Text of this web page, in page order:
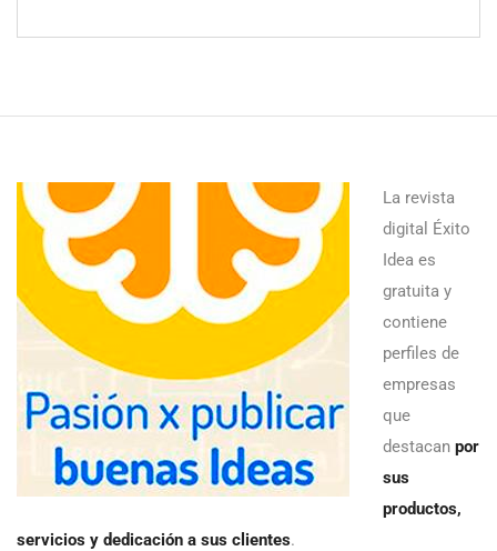
La revista
digital Éxito
Idea es
gratuita y
contiene
perfiles de
empresas
que
destacan por
sus
productos,
servicios y dedicación a sus clientes.